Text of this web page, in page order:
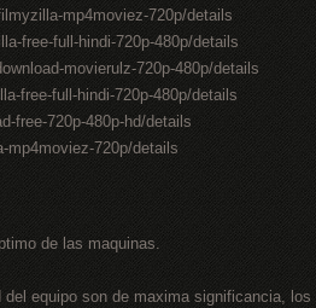
mp4moviez-720p/details
free-full-hindi-720p-480p/details
movierulz-720p-480p/details
free-full-hindi-720p-480p/details
free-720p-480p-hd/details
mp4moviez-720p/details
de las maquinas.
equipo son de maxima significancia, los